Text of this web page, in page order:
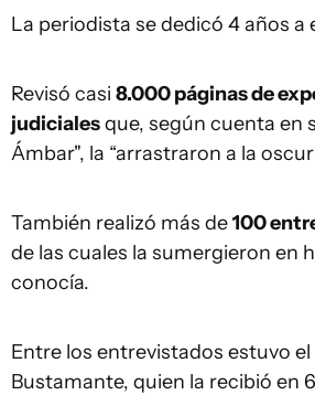
La periodista se dedicó 4 años a
Revisó casi 8.000 páginas de
judicialesque, según cuenta en
Ámbar", la “arrastraron a la
También realizó más de100
de las cuales la sumergieron en
conocía.
Entre los entrevistados estuvo
Bustamante, quien la recibió en